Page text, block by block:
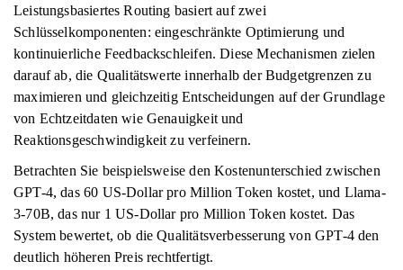
Leistungsbasiertes Routing basiert auf zwei
Schlüsselkomponenten: eingeschränkte Optimierung und
kontinuierliche Feedbackschleifen. Diese Mechanismen zielen
darauf ab, die Qualitätswerte innerhalb der Budgetgrenzen zu
maximieren und gleichzeitig Entscheidungen auf der Grundlage
von Echtzeitdaten wie Genauigkeit und
Reaktionsgeschwindigkeit zu verfeinern.
Betrachten Sie beispielsweise den Kostenunterschied zwischen
GPT-4, das 60 US-Dollar pro Million Token kostet, und Llama-
3-70B, das nur 1 US-Dollar pro Million Token kostet. Das
System bewertet, ob die Qualitätsverbesserung von GPT-4 den
deutlich höheren Preis rechtfertigt.